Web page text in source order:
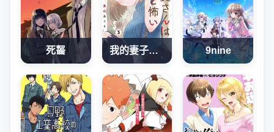
死齧 我的妻子有點可怕 9nine